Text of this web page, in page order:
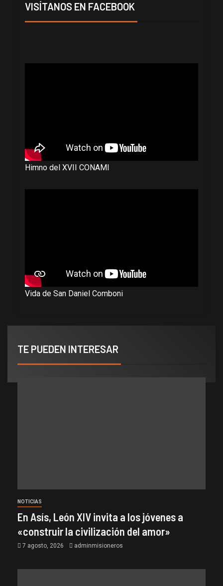
VISÍTANOS EN FACEBOOK
Himno del XVII CONAMI
Vida de San Daniel Comboni
TE PUEDEN INTERESAR
NOTICIAS
En Asís, León XIV invita a los jóvenes a
«construir la civilización del amor»
7 agosto, 2026 adminmisioneros